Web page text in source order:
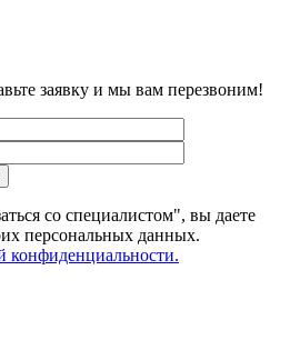
заявку и мы вам перезвоним!
со специалистом", вы даете
персональных данных.
конфиденциальности.